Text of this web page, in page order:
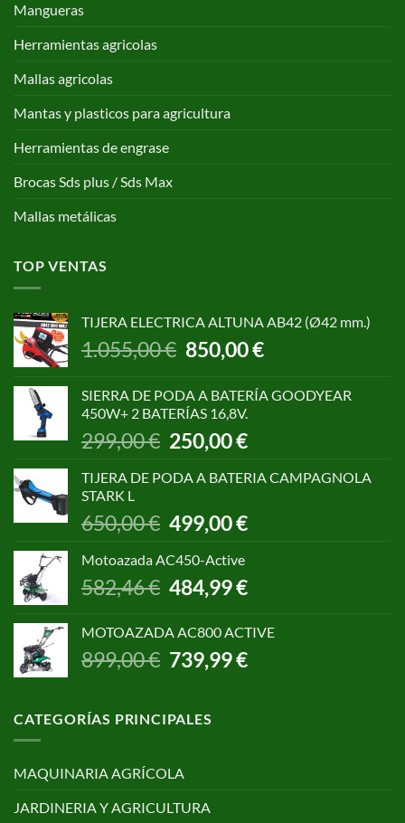
Mangueras
Herramientas agricolas
Mallas agricolas
Mantas y plasticos para agricultura
Herramientas de engrase
Brocas Sds plus / Sds Max
Mallas metálicas
TOP VENTAS
TIJERA ELECTRICA ALTUNA AB42 (Ø42 mm.)
1.055,00€ El
precio
era:
1.055,00 €.
850,00€El
precio
es:
SIERRA DE PODA A BATERÍA GOODYEAR
450W+ 2 BATERÍAS 16,8V.
299,00€ El
precio
original
299,00 €.
250,00€El
precio
actual
250,00 €.
TIJERA DE PODA A BATERIA CAMPAGNOLA
STARK L
650,00€
El
precio
original
650,00 €.
499,00€El
precio
499,00 €.
Motoazada AC450-Active
582,46€
El
precio
era:
582,46 €.
484,99€El
precio
es:
484,99 €.
MOTOAZADA AC800 ACTIVE
899,00€ El
precio
era:
899,00 €.
739,99€El
precio
CATEGORÍAS PRINCIPALES
MAQUINARIA AGRÍCOLA
JARDINERIA Y AGRICULTURA